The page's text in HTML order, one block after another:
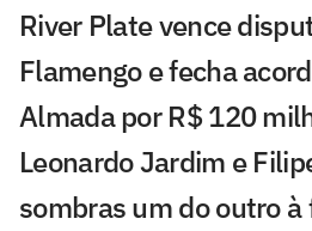
River Plate vence
Flamengo e fecha
Almada por R$ 120
Leonardo Jardim e
sombras um do outro